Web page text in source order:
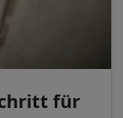
für